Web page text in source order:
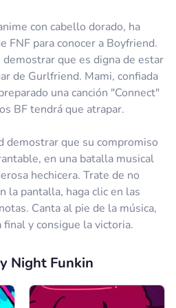
con cabello dorado, ha
FNF para conocer a Boyfriend.
que es digna de estar
de Gurlfriend. Mami, confiada
una canción "Connect"
BF tendrá que atrapar.
demostrar que su compromiso
en una batalla musical
hechicera. Trate de no
la pantalla, haga clic en las
Canta al pie de la música,
y consigue la victoria.
Night Funkin